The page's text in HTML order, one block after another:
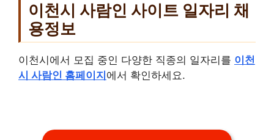
이천시 사람인 사이트 일자리 채
용정보
이천시에서 모집 중인 다양한 직종의 일자리를 이천
시 사람인 홈페이지에서 확인하세요.